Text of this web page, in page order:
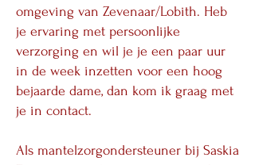
omgeving van Zevenaar/Lobith. Heb
je ervaring met persoonlijke
verzorging en wil je je een paar uur
in de week inzetten voor een hoog
bejaarde dame, dan kom ik graag met
je in contact.
Als mantelzorgondersteuner bij Saskia